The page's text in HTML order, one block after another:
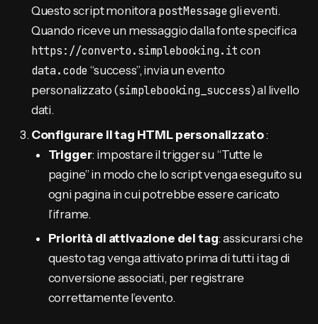
Questo script monitora postMessagegli eventi.
Quando riceve un messaggio dalla fonte specifica
https://converto.simplebooking.it con
data.code “success”, invia un evento
personalizzato (simplebooking_success) al livello
dati.
Configurare il tag HTML personalizzato:
Trigger: impostare il trigger su “Tutte le
pagine” in modo che lo script venga eseguito su
ogni pagina in cui potrebbe essere caricato
l’iframe.
Priorità di attivazione del tag: assicurarsi che
questo tag venga attivato prima di tutti i tag di
conversione associati, per registrare
correttamente l’evento.